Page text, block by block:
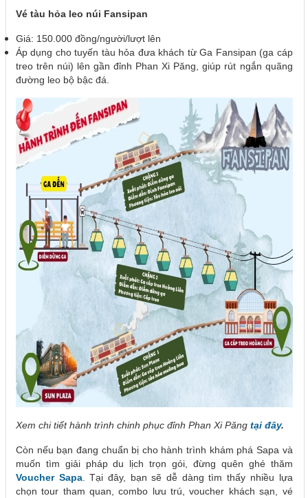
Vé tàu hỏa leo núi Fansipan
Giá: 150.000 đồng/người/lượt lên
Áp dụng cho tuyến tàu hỏa đưa khách từ Ga Fansipan (ga cáp
treo trên núi) lên gần đỉnh Phan Xi Păng, giúp rút ngắn quãng
đường leo bộ bậc đá.
Xem chi tiết hành trình chinh phục đỉnh Phan Xi Păng tại đây.
Còn nếu bạn đang chuẩn bị cho hành trình khám phá Sapa và
muốn tìm giải pháp du lịch trọn gói, đừng quên ghé thăm
Voucher Sapa. Tại đây, bạn sẽ dễ dàng tìm thấy nhiều lựa
chọn tour tham quan, combo lưu trú, voucher khách sạn, vé